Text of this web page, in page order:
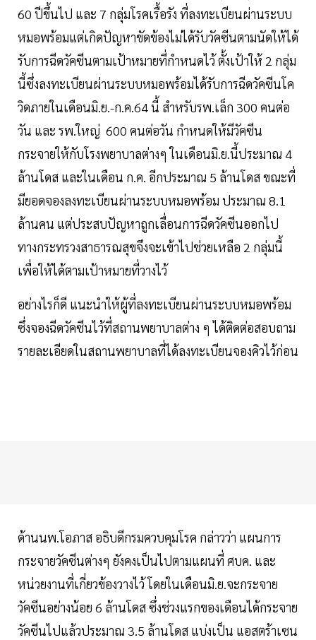
60 ปีขึ้นไป และ 7 กลุ่มโรคเรื้อรัง ที่ลงทะเบียนผ่านระบบ
หมอพร้อมแต่เกิดปัญหาขัดข้องไม่ได้รับวัคซีนตามนัดให้ได้
รับการฉีดวัคซีนตามเป้าหมายที่กำหนดไว้ ตั้งเป้าให้ 2 กลุ่ม
นี้ซึ่งลงทะเบียนผ่านระบบหมอพร้อมได้รับการฉีดวัคซีนโค
วิดภายในเดือนมิ.ย.-ก.ค.64 นี้ สำหรับรพ.เล็ก 300 คนต่อ
วัน และ รพ.ใหญ่ 600 คนต่อวัน กำหนดให้มีวัคซีน
กระจายให้กับโรงพยาบาลต่างๆ ในเดือนมิ.ย.นี้ประมาณ 4
ล้านโดส และในเดือน ก.ค. อีกประมาณ 5 ล้านโดส ขณะที่
มียอดจองลงทะเบียนผ่านระบบหมอพร้อม ประมาณ 8.1
ล้านคน แต่ประสบปัญหาถูกเลื่อนการฉีดวัคซีนออกไป
ทางกระทรวงสาธารณสุขจึงจะเข้าไปช่วยเหลือ 2 กลุ่มนี้
เพื่อให้ได้ตามเป้าหมายที่วางไว้
อย่างไรก็ดี แนะนำให้ผู้ที่ลงทะเบียนผ่านระบบหมอพร้อม
ซึ่งจองฉีดวัคซีนไว้ที่สถานพยาบาลต่าง ๆ ได้ติดต่อสอบถาม
รายละเอียดในสถานพยาบาลที่ได้ลงทะเบียนจองคิวไว้ก่อน
ด้านนพ.โอภาส อธิบดีกรมควบคุมโรค กล่าวว่า แผนการ
กระจายวัคซีนต่างๆ ยังคงเป็นไปตามแผนที่ ศบค. และ
หน่วยงานที่เกี่ยวข้องวางไว้ โดยในเดือนมิ.ย.จะกระจาย
วัคซีนอย่างน้อย 6 ล้านโดส ซึ่งช่วงแรกของเดือนได้กระจาย
วัคซีนไปแล้วประมาณ 3.5 ล้านโดส แบ่งเป็น แอสตร้าเซน